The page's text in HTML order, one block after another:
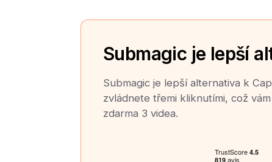
Submagic je lepší
Submagic je lepší alternativa k
zvládnete třemi kliknutími, což
zdarma 3 videa.